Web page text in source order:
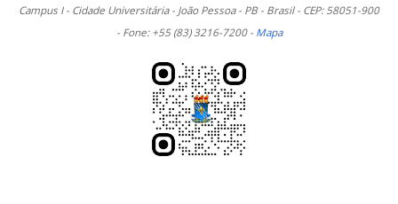
Campus I - Cidade Universitária - João Pessoa - PB - Brasil - CEP: 58051-900
- Fone: +55 (83) 3216-7200 - Mapa